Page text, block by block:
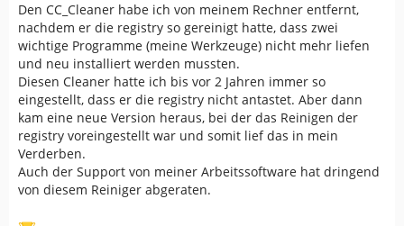
Den CC_Cleaner habe ich von meinem Rechner entfernt,
nachdem er die registry so gereinigt hatte, dass zwei
wichtige Programme (meine Werkzeuge) nicht mehr liefen
und neu installiert werden mussten.
Diesen Cleaner hatte ich bis vor 2 Jahren immer so
eingestellt, dass er die registry nicht antastet. Aber dann
kam eine neue Version heraus, bei der das Reinigen der
registry voreingestellt war und somit lief das in mein
Verderben.
Auch der Support von meiner Arbeitssoftware hat dringend
von diesem Reiniger abgeraten.